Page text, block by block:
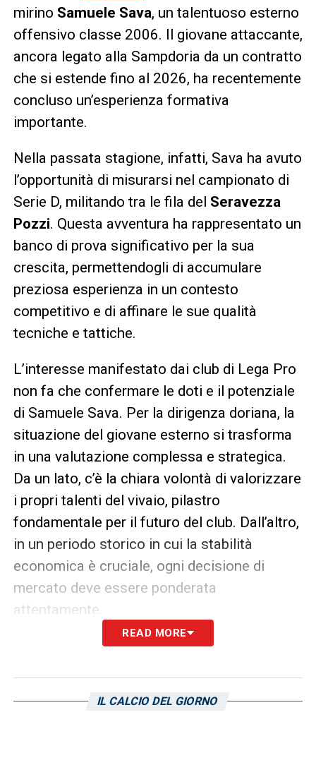
mirino Samuele Sava, un talentuoso esterno
offensivo classe 2006. Il giovane attaccante,
ancora legato alla Sampdoria da un contratto
che si estende fino al 2026, ha recentemente
concluso un’esperienza formativa
importante.
Nella passata stagione, infatti, Sava ha avuto
l’opportunità di misurarsi nel campionato di
Serie D, militando tra le fila del Seravezza
Pozzi. Questa avventura ha rappresentato un
banco di prova significativo per la sua
crescita, permettendogli di accumulare
preziosa esperienza in un contesto
competitivo e di affinare le sue qualità
tecniche e tattiche.
L’interesse manifestato dai club di Lega Pro
non fa che confermare le doti e il potenziale
di Samuele Sava. Per la dirigenza doriana, la
situazione del giovane esterno si trasforma
in una valutazione complessa e strategica.
Da un lato, c’è la chiara volontà di valorizzare
i propri talenti del vivaio, pilastro
fondamentale per il futuro del club. Dall’altro,
in un periodo storico in cui la stabilità
economica è cruciale, ogni decisione di
mercato deve essere ponderata
attentamente.
La Sampdoria dovrà dunque valutare la
garantirgli ulteriore minutaggio e continuità
READ MORE
IL CALCIO DEL GIORNO